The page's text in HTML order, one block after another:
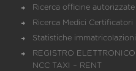
Ricerca officine autorizzate
Ricerca Medici Certificatori
Statistiche immatricolazioni
REGISTRO ELETTRONICO
NCC TAXI – RENT